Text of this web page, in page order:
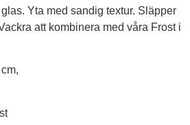
Yta med sandig textur. Släpper
att kombinera med våra Frost i